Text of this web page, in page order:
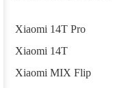
Xiaomi 14T Pro
Xiaomi 14T
Xiaomi MIX Flip